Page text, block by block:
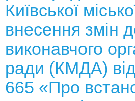
Київської
внесення змін
виконавчого
ради (КМДА)
665 «Про